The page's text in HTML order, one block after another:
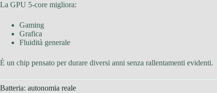
La GPU 5-core migliora:
Gaming
Grafica
Fluidità generale
È un chip pensato per durare diversi anni senza rallentamenti evidenti.
Batteria: autonomia reale